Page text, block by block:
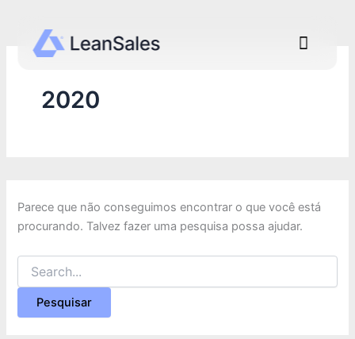
Menu
2020
Parece que não conseguimos encontrar o que você está
procurando. Talvez fazer uma pesquisa possa ajudar.